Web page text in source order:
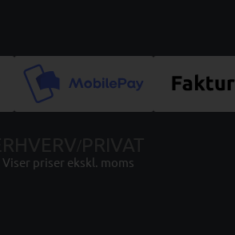
Viser priser ekskl. moms